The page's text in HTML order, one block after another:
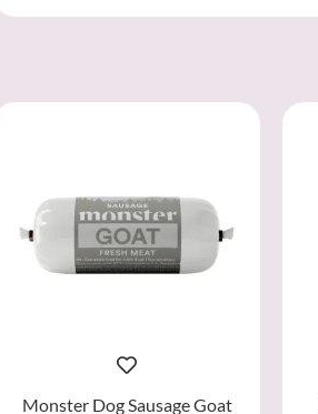
Monster Dog Sausage Goat